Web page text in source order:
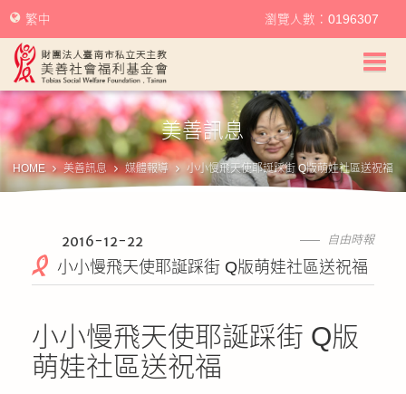
美善社會福利基金會首頁
關於美善
美善服務
幫助美善
我要捐款
捐款徵信
繁中 瀏覽人數：0196307
美善訊息
HOME 美善訊息 媒體報導 小小慢飛天使耶誕踩街 Q版萌娃社區送祝福
自由時報
2016-12-22
小小慢飛天使耶誕踩街 Q版萌娃社區送祝福
小小慢飛天使耶誕踩街 Q版
萌娃社區送祝福